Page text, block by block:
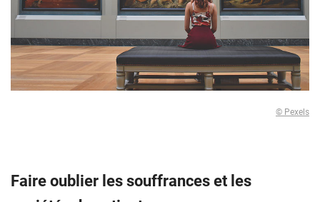
© Pexels
Faire oublier les souffrances et les